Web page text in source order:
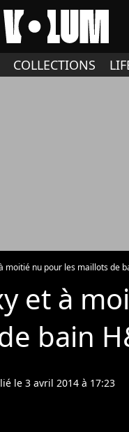
COLLECTIONS
moitié nu pour les maillots de
et à
bain
le 3 avril 2014 à 17:23